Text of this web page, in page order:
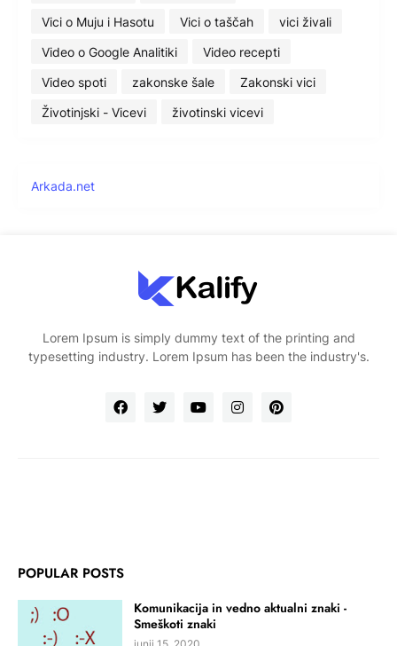
Vici o Muju i Hasotu
Vici o taščah
vici živali
Video o Google Analitiki
Video recepti
Video spoti
zakonske šale
Zakonski vici
Životinjski - Vicevi
životinski vicevi
Arkada.net
Lorem Ipsum is simply dummy text of the printing and
typesetting industry. Lorem Ipsum has been the industry's.
POPULAR POSTS
Komunikacija in vedno aktualni znaki -
Smeškoti znaki